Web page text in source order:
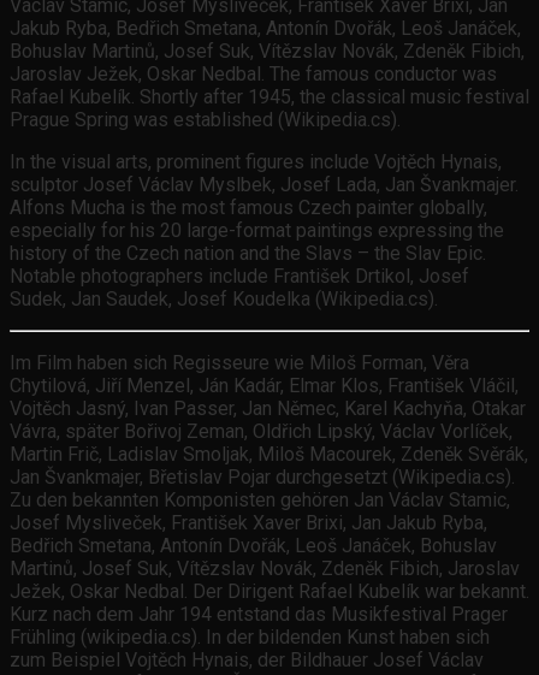
Václav Stamic, Josef Mysliveček, František Xaver Brixi, Jan
Jakub Ryba, Bedřich Smetana, Antonín Dvořák, Leoš Janáček,
Bohuslav Martinů, Josef Suk, Vítězslav Novák, Zdeněk Fibich,
Jaroslav Ježek, Oskar Nedbal. The famous conductor was
Rafael Kubelík. Shortly after 1945, the classical music festival
Prague Spring was established (Wikipedia.cs).
In the visual arts, prominent figures include Vojtěch Hynais,
sculptor Josef Václav Myslbek, Josef Lada, Jan Švankmajer.
Alfons Mucha is the most famous Czech painter globally,
especially for his 20 large-format paintings expressing the
history of the Czech nation and the Slavs – the Slav Epic.
Notable photographers include František Drtikol, Josef
Sudek, Jan Saudek, Josef Koudelka (Wikipedia.cs).
Im Film haben sich Regisseure wie Miloš Forman, Věra
Chytilová, Jiří Menzel, Ján Kadár, Elmar Klos, František Vláčil,
Vojtěch Jasný, Ivan Passer, Jan Němec, Karel Kachyňa, Otakar
Vávra, später Bořivoj Zeman, Oldřich Lipský, Václav Vorlíček,
Martin Frič, Ladislav Smoljak, Miloš Macourek, Zdeněk Svěrák,
Jan Švankmajer, Břetislav Pojar durchgesetzt (Wikipedia.cs).
Zu den bekannten Komponisten gehören Jan Václav Stamic,
Josef Mysliveček, František Xaver Brixi, Jan Jakub Ryba,
Bedřich Smetana, Antonín Dvořák, Leoš Janáček, Bohuslav
Martinů, Josef Suk, Vítězslav Novák, Zdeněk Fibich, Jaroslav
Ježek, Oskar Nedbal. Der Dirigent Rafael Kubelík war bekannt.
Kurz nach dem Jahr 194 entstand das Musikfestival Prager
Frühling (wikipedia.cs). In der bildenden Kunst haben sich
zum Beispiel Vojtěch Hynais, der Bildhauer Josef Václav